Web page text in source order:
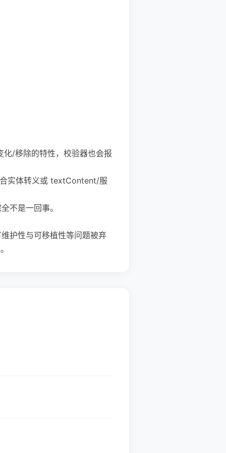
/移除的特性，校验器也会报
实体转义或 textContent/服
不是一回事。
护性与可移植性等问题被弃